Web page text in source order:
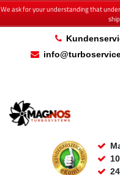
We ask for your understanding that